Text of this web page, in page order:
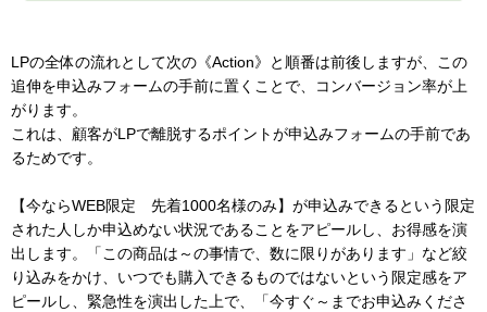
LPの全体の流れとして次の《Action》と順番は前後しますが、この
追伸を申込みフォームの手前に置くことで、コンバージョン率が上
がります。
これは、顧客がLPで離脱するポイントが申込みフォームの手前であ
るためです。
【今ならWEB限定 先着1000名様のみ】が申込みできるという限定
された人しか申込めない状況であることをアピールし、お得感を演
出します。「この商品は～の事情で、数に限りがあります」など絞
り込みをかけ、いつでも購入できるものではないという限定感をア
ピールし、緊急性を演出した上で、「今すぐ～までお申込みくださ